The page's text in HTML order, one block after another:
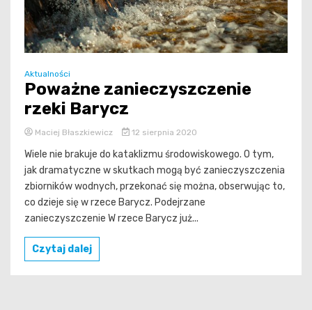
Aktualności
Poważne zanieczyszczenie
rzeki Barycz
Maciej Błaszkiewicz 12 sierpnia 2020
Wiele nie brakuje do kataklizmu środowiskowego. O tym,
jak dramatyczne w skutkach mogą być zanieczyszczenia
zbiorników wodnych, przekonać się można, obserwując to,
co dzieje się w rzece Barycz. Podejrzane
zanieczyszczenie W rzece Barycz już...
Czytaj dalej